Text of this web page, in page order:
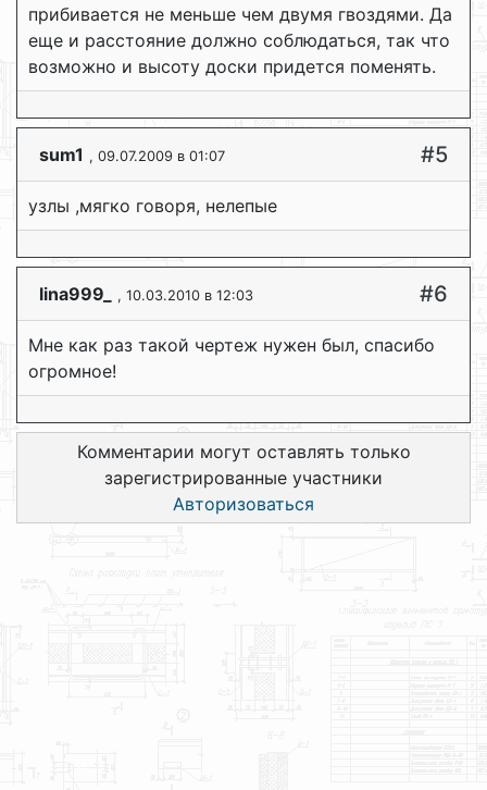
прибивается не меньше чем двумя гвоздями. Да
еще и расстояние должно соблюдаться, так что
возможно и высоту доски придется поменять.
sum1 , 09.07.2009 в 01:07 #5
узлы ,мягко говоря, нелепые
lina999_ , 10.03.2010 в 12:03 #6
Мне как раз такой чертеж нужен был, спасибо
огромное!
Комментарии могут оставлять только
зарегистрированные участники
Авторизоваться